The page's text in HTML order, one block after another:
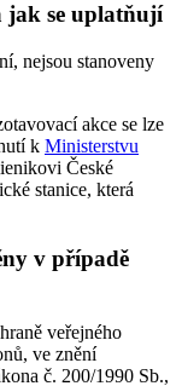
jak se uplatňují
nejsou stanoveny
akce se lze
k Ministerstvu
České
stanice, která
v případě
veřejného
ve znění
č. 200/1990 Sb.,